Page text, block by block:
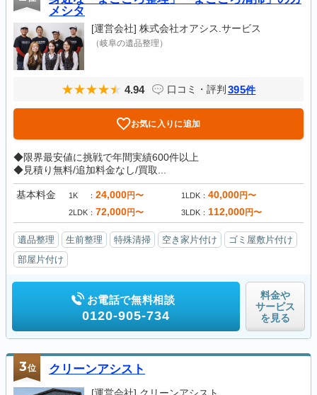
メシタ
[運営会社] 株式会社オアシス.サービス
（岐阜の遺品整理）
4.94 口コミ・評判 395件
お気に入りに追加
◆限界最安値に挑戦で年間実績600件以上
◆見積り無料/追加料金なし/買取...
基本料金 1K 24,000円〜 1LDK 40,000円〜
2LDK 72,000円〜 3LDK 112,000円〜
遺品整理 生前整理 特殊清掃 空き家片付け
ゴミ屋敷片付け
部屋片付け
お電話で無料相談
0120-905-734
料金や
サービス
を見る
3位 クリーンアシスト